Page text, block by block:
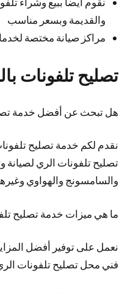
والقديمة وبسعر مناسب
مراكز صيانة مختصة
تصليح تلفونات
هل تبحث عن أفضل خدمة
نقدم لكم خدمة تصليح
تصليح تلفونات الري لصيانة
والسامسونج والهواوي
ما هي ميزات خدمة تصليح
نعمل على توفير أفضل
فني محل تصليح تلفونات